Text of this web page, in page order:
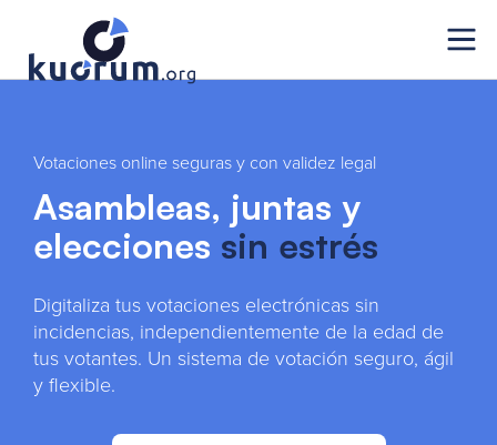
Votaciones online seguras y con validez legal
Asambleas, juntas y
elecciones sin estrés
Digitaliza tus votaciones electrónicas sin
incidencias, independientemente de la edad de
tus votantes. Un sistema de votación seguro, ágil
y flexible.